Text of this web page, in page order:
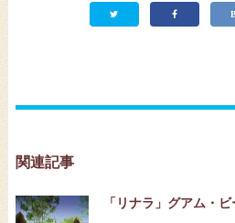
関連記事
「リナラ」グアム・